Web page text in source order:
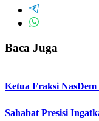
Baca Juga
Ketua Fraksi
Sahabat Presisi